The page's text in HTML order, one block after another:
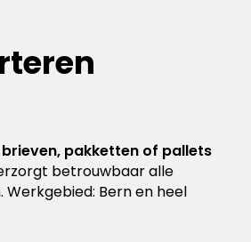
brieven, pakketten of pallets
betrouwbaar alle
Werkgebied: Bern en heel